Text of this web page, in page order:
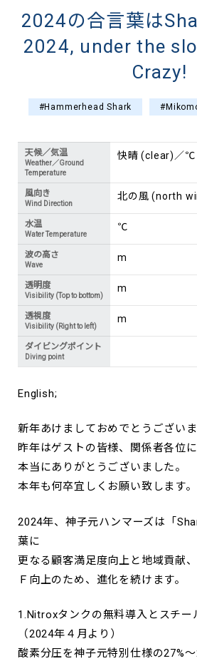
2024の合言葉は
2024, under the
Crazy!
#Hammerhead Shark
天候／気温
Weather／Ground
Temperature
快晴 (clear)／℃
風向き
Wind Direction
北の風 (north
水温
Water Temperature
℃
波の高さ
Wave
m
透明度
Visibility (Top to bottom)
m
透視度
Visibility (Right to left)
m
ダイビングポイント
Diving point
English;
新年あけましておめでとうございま
昨年はゲストの皆様、関係者各位
本当にありがとうございました。
本年も何卒宜しくお願い致します。
2024年、神子元ハンマーズは「
葉に
更なる顧客満足度向上と地域貢献
Ｆ向上のため、進化を続けます。
1.Nitroxタンクの無料導入とスチー
（2024年４月より）
酸素分圧を神子元特別仕様の27%〜